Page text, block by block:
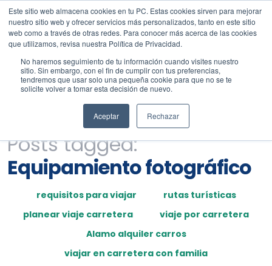
Este sitio web almacena cookies en tu PC. Estas cookies sirven para mejorar
nuestro sitio web y ofrecer servicios más personalizados, tanto en este sitio
web como a través de otras redes. Para conocer más acerca de las cookies
que utilizamos, revisa nuestra Política de Privacidad.
No haremos seguimiento de tu información cuando visites nuestro
sitio. Sin embargo, con el fin de cumplir con tus preferencias,
tendremos que usar solo una pequeña cookie para que no se te
solicite volver a tomar esta decisión de nuevo.
Aceptar Rechazar
Posts tagged:
Equipamiento fotográfico
requisitos para viajar
rutas turísticas
planear viaje carretera
viaje por carretera
Alamo alquiler carros
viajar en carretera con familia